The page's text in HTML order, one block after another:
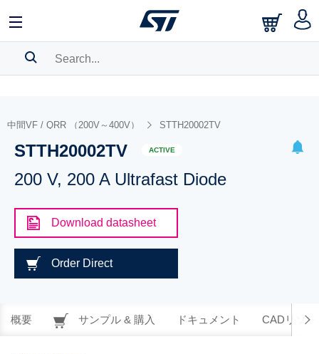
BOOKMARK
Please log into show your saved searches.
中間VF / QRR （200V～400V） STTH20002TV
STTH20002TV ACTIVE
200 V, 200 A Ultrafast Diode
Download datasheet
Order Direct
概要 サンプル & 購入 ドキュメント CADリソー